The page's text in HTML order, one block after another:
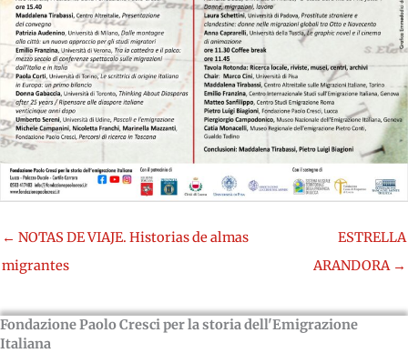
← NOTAS DE VIAJE. Historias de almas
migrantes
ESTRELLA
ARANDORA →
Fondazione Paolo Cresci per la storia dell'Emigrazione
Italiana